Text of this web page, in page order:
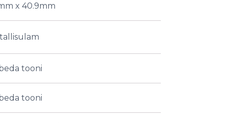
x 40.9mm
tooni
tooni